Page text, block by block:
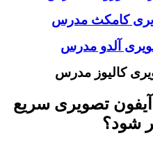
کامکث مدرس
آلدو مدرس
کالیوز مدرس
تصویری سریع
شود؟